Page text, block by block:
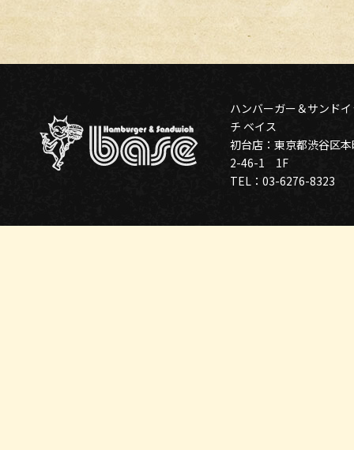
ハンバーガー＆サンド
チ ベイス
初台店：東京都渋谷区
2-46-1 1F
TEL：03-6276-8323